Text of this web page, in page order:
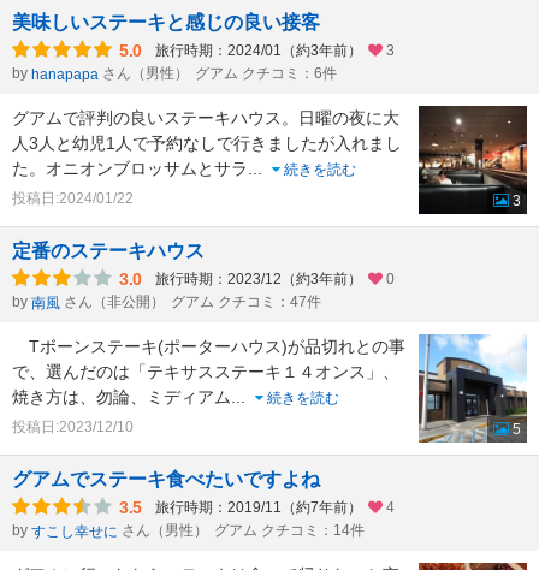
美味しいステーキと感じの良い接客
5.0 旅行時期：2024/01（約3年前）
3
by hanapapa さん（男性） グアム クチコミ：6件
グアムで評判の良いステーキハウス。日曜の夜に大
人3人と幼児1人で予約なしで行きましたが入れまし
た。オニオンブロッサムとサラ
続きを読む
投稿日:2024/01/22
3
定番のステーキハウス
3.0 旅行時期：2023/12（約3年前）
0
by 南風 さん（非公開） グアム クチコミ：47件
Tボーンステーキ(ポーターハウス)が品切れとの事
で、選んだのは「テキサスステーキ１４オンス」、
焼き方は、勿論、ミディアム
続きを読む
投稿日:2023/12/10
5
グアムでステーキ食べたいですよね
3.5 旅行時期：2019/11（約7年前）
4
by すこし幸せに さん（男性） グアム クチコミ：14件